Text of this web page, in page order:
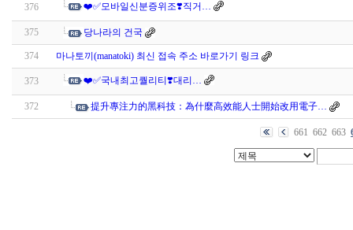
376 ❤️✅모바일신분증위조❣️직거…
375 당나라의 건국
374 마나토끼(manatoki) 최신 접속 주소 바로가기 링크
373 ❤️✅국내최고퀄리티❣️대리…
372 提升專注力的黑科技：為什麼高效能人士開始改用電子…
661 662 663